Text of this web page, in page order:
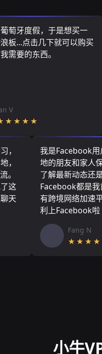
萄牙度假，于是想买一
板...点击几下就可以购买
需要的东西。
V
，
，
。
这
天
我是Facebook
地的朋友和家人
了解最新动态还
Facebook都是
有跨境网络加速
利上Facebook啦
Fang N
小牛